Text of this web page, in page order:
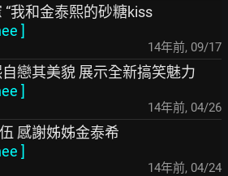
“我和金泰熙的砂糖kiss
]
14年前, 09/17
戀其美貌 展示全新搞笑魅力
]
14年前, 04/26
感謝姊姊金泰希
]
14年前, 04/24